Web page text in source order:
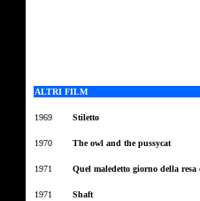
ALTRI FILM
1969 Stiletto
1970 The owl and the pussycat
1971 Quel maledetto giorno della resa
1971 Shaft